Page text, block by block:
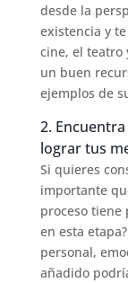
desde la
existencia y
cine, el teatro
un buen
ejemplos de
2.
lograr tus
Si quieres
importante
proceso tiene
en esta
personal,
añadido